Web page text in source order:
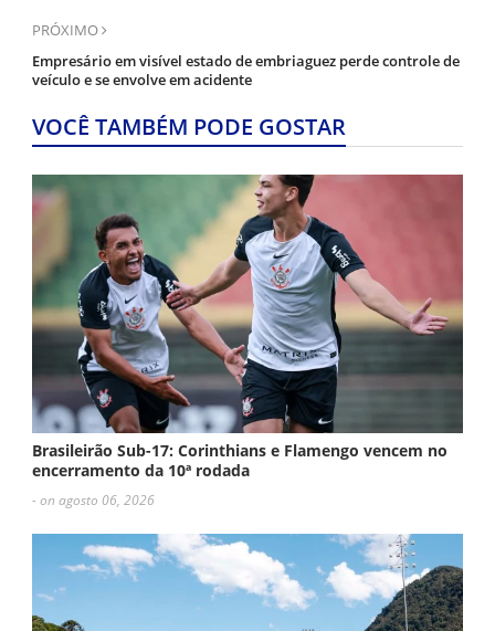
PRÓXIMO
Empresário em visível estado de embriaguez perde controle de
veículo e se envolve em acidente
VOCÊ TAMBÉM PODE GOSTAR
Brasileirão Sub-17: Corinthians e Flamengo vencem no
encerramento da 10ª rodada
- on agosto 06, 2026